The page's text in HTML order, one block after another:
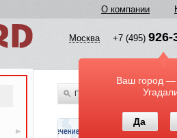
О компании
Москва +7 (495) 926-
Ваш город —
Да
По всему каталогу